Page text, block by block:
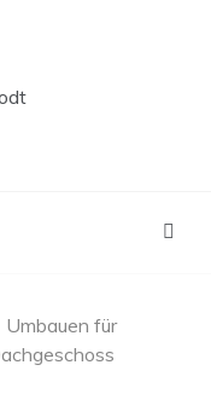
Umbauen für